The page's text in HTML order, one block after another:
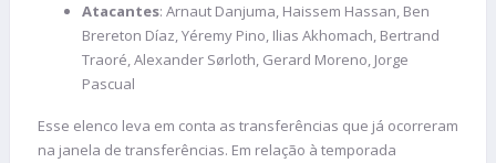
Atacantes: Arnaut Danjuma, Haissem Hassan, Ben
Brereton Díaz, Yéremy Pino, Ilias Akhomach, Bertrand
Traoré, Alexander Sørloth, Gerard Moreno, Jorge
Pascual
Esse elenco leva em conta as transferências que já ocorreram
na janela de transferências. Em relação à temporada